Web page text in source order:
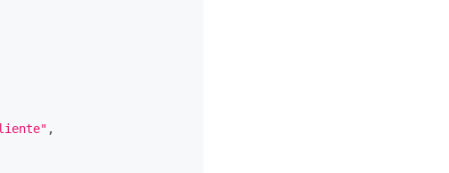
,